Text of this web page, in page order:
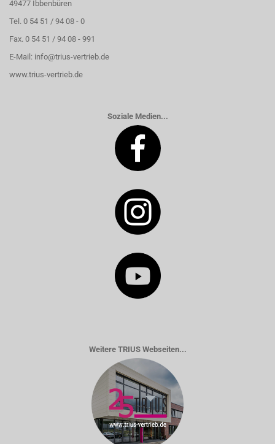
49477 Ibbenbüren
Tel. 0 54 51 / 94 08 - 0
Fax. 0 54 51 / 94 08 - 991
E-Mail: info@trius-vertrieb.de
www.trius-vertrieb.de
Soziale Medien...
Weitere TRIUS Webseiten...